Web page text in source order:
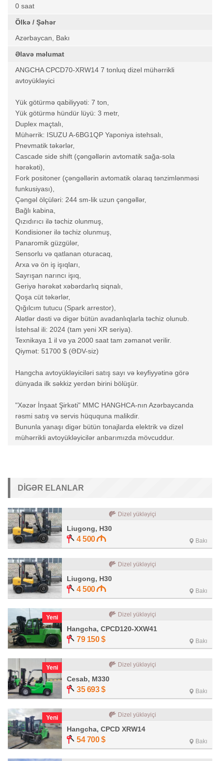
0 saat
Ölkə / Şəhər
Azərbaycan, Bakı
Əlavə məlumat
ANGCHA CPCD70-XRW14 7 tonluq dizel mühərrikli
avtoyükləyici
Yük götürmə qabiliyyəti: 7 ton,
Yük götürmə hündür lüyü: 3 metr,
Duplex maçtalı,
Mühərrik: ISUZU A-6BG1QP Yaponiya istehsalı,
Pnevmatik təkərlər,
Cascade side shift (çəngəllərin avtomatik sağa-sola
hərəkəti),
Fork positoner (çəngəllərin avtomatik olaraq tənzimlənməsi
funkusiyası),
Çəngəl ölçüləri: 244 sm-lik uzun çəngəllər,
Bağlı kabina,
Qızıdırıcı ilə təchiz olunmuş,
Kondisioner ilə təchiz olunmuş,
Panaromik güzgülər,
Sensorlu və qatlanan oturacaq,
Arxa və ön iş işıqları,
Sayrışan narıncı işıq,
Geriyə hərəkət xəbərdarlıq siqnalı,
Qoşa cüt təkərlər,
Qığılcım tutucu (Spark arrestor),
Alətlər dəsti və digər bütün avadanlıqlarla təchiz olunub.
İstehsal ili: 2024 (tam yeni XR seriya).
Texnikaya 1 il və ya 2000 saat tam zəmanət verilir.
Qiymət: 51700 $ (ƏDV-siz)
Hangcha avtoyükləyiciləri satış sayı və keyfiyyətinə görə
dünyada ilk səkkiz yerdən birini bölüşür.
"Xəzər İnşaat Şirkəti" MMC HANGHCA-nın Azərbaycanda
rəsmi satış və servis hüququna malikdir.
Bununla yanaşı digər bütün tonajlarda elektrik və dizel
mühərrikli avtoyükləyicilər anbarımızda mövcuddur.
DIGƏR ELANLAR
Dizel yükləyiçi
Liugong, H30
4 500 Bakı
Dizel yükləyiçi
Liugong, H30
4 500 Bakı
Yeni Dizel yükləyiçi
Hangcha, CPCD120-XXW41
79 150 $ Bakı
Yeni Dizel yükləyiçi
Cesab, M330
35 693 $ Bakı
Yeni Dizel yükləyiçi
Hangcha, CPCD XRW14
54 700 $ Bakı